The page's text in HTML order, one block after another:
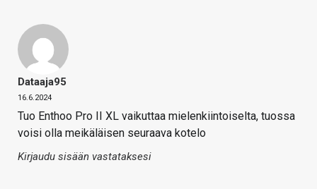
Dataaja95
16.6.2024
Tuo Enthoo Pro II XL vaikuttaa mielenkiintoiselta, tuossa
voisi olla meikäläisen seuraava kotelo
Kirjaudu sisään vastataksesi